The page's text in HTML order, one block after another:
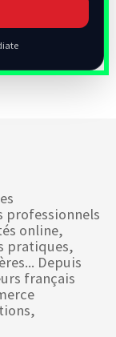
professionnels
online,
pratiques,
Depuis
français